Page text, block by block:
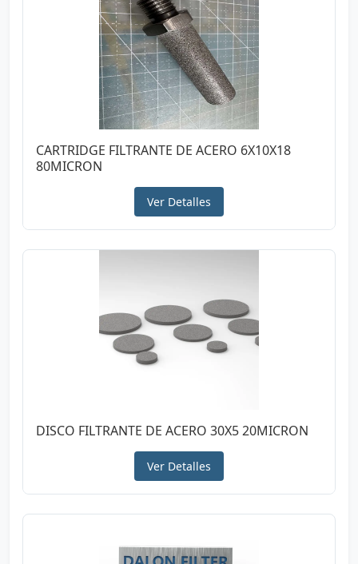
CARTRIDGE FILTRANTE DE ACERO 6X10X18
80MICRON
Ver Detalles
DISCO FILTRANTE DE ACERO 30X5 20MICRON
Ver Detalles